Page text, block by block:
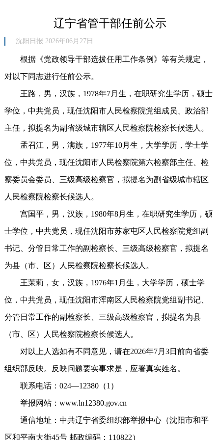
辽宁省管干部任前公示
沈阳日报 2026年06月27日
根据《党政领导干部选拔任用工作条例》等有关规定，
对以下同志进行任前公示。
王路，男，汉族，1978年7月生，在职研究生学历，硕士
学位，中共党员，现任沈阳市人民检察院党组成员、政治部
主任，拟提名为副省级城市辖区人民检察院检察长候选人。
孟召江，男，满族，1977年10月生，大学学历，学士学
位，中共党员，现任沈阳市人民检察院第六检察部主任、检
察委员会委员、三级高级检察官，拟提名为副省级城市辖区
人民检察院检察长候选人。
宫国平，男，汉族，1980年8月生，在职研究生学历，硕
士学位，中共党员，现任沈阳市苏家屯区人民检察院党组副
书记、分管日常工作的副检察长、三级高级检察官，拟提名
为县（市、区）人民检察院检察长候选人。
王茉莉，女，汉族，1976年1月生，大学学历，硕士学
位，中共党员，现任沈阳市浑南区人民检察院党组副书记、
分管日常工作的副检察长、三级高级检察官，拟提名为县
（市、区）人民检察院检察长候选人。
对以上人选如有不同意见，请在2026年7月3日前向省委
组织部反映。反映问题要实事求是，应署真实姓名。
联系电话：024—12380（1）
举报网站：www.ln12380.gov.cn
通信地址：中共辽宁省委组织部举报中心（沈阳市和平
区和平南大街45号 邮政编码：110822）